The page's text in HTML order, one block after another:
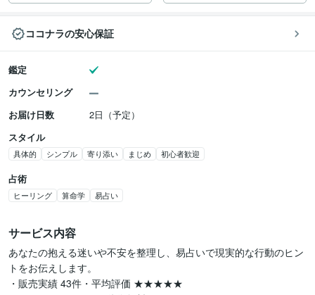
ココナラの安心保証
鑑定
カウンセリング
お届け日数
2日（予定）
スタイル
具体的 シンプル 寄り添い まじめ 初心者歓迎
占術
ヒーリング 算命学 易占い
サービス内容
あなたの抱える迷いや不安を整理し、易占いで現実的な行動のヒン
トをお伝えします。
・販売実績 43件・平均評価 ★★★★★